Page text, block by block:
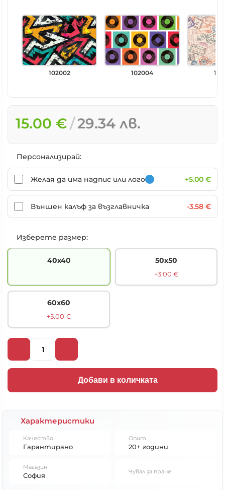
102002 102004
15.00 € 29.34 лв.
Изберете размер:
40х40 50х50
+3.00 €
60х60
+5.00 €
Персонализирай:
Желая да има надпис или лого +5.00 €
Външен калъф за възглавничка -3.58 €
Добави в количката
Характеристики
Качество
Гарантирано
Опит
20+ години
Магазин
София Чувал за пране